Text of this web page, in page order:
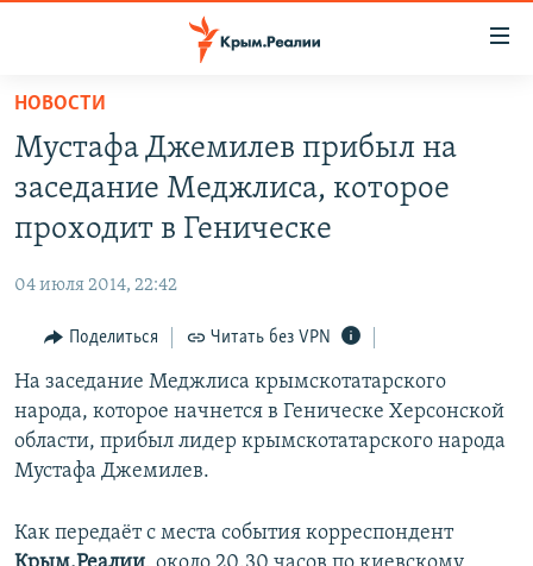
Вернуться
основному
содержанию
главной
Вернутся
поиску
НОВОСТИ
СПЕЦПРОЕКТЫ
11 ЛЕТ ОККУПАЦИИ КРЫМА. 11 ИСТОРИЙ СОПРОТИВЛЕНИЯ
ЕЩЕ
ИНТЕРАКТИВ
ИНФОГРАФИКА
ТЕЛЕПРОЕКТ КРЫМ.РЕАЛИИ
СОВЕТЫ ПРАВОЗАЩИТНИКОВ
ПОБЕДИТЕЛЕЙ НЕ СУДЯТ?
РАДІО СВОБОДА
КАК ОБОЙТИ БЛОКИРОВКУ
Українською
Qırımtatar
ПРИСОЕДИНЯЙТЕСЬ!
НОВОСТИ
Мустафа Джемилев прибыл на
заседание Меджлиса, которое
проходит в Геническе
04 июля 2014, 22:42
Поделиться Читать без VPN
На заседание Меджлиса крымскотатарского
народа, которое начнется в Геническе Херсонской
области, прибыл лидер крымскотатарского народа
Мустафа Джемилев.
Как передаёт с места события корреспондент